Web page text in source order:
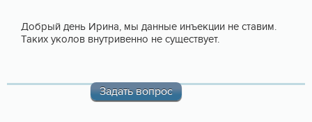
Задать вопрос
Добрый день Ирина, мы данные инъекции не ставим.
Таких уколов внутривенно не существует.